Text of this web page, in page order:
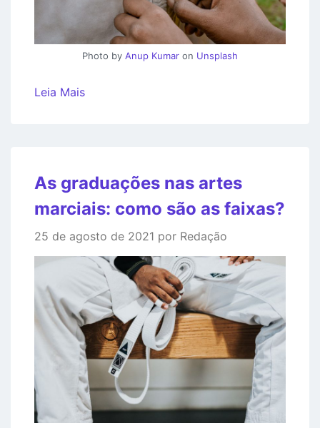
Photo by Anup Kumar on Unsplash
Leia Mais
As graduações nas artes
marciais: como são as faixas?
25 de agosto de 2021 por Redação